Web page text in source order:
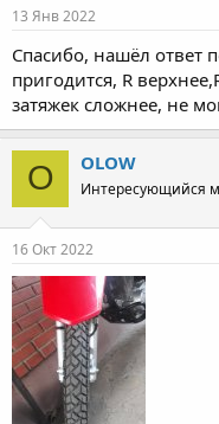
13 Янв 2022
Спасибо, нашёл ответ
пригодится, R
затяжек сложнее, не
O OLOW
Интересующийся
16 Окт 2022